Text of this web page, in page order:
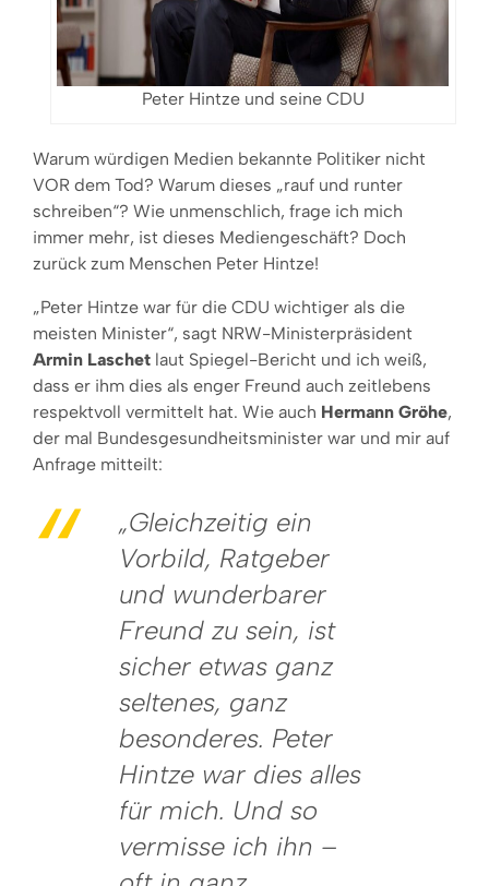
Peter Hintze und seine CDU
Warum würdigen Medien bekannte Politiker nicht
VOR dem Tod? Warum dieses „rauf und runter
schreiben“? Wie unmenschlich, frage ich mich
immer mehr, ist dieses Mediengeschäft? Doch
zurück zum Menschen Peter Hintze!
„Peter Hintze war für die CDU wichtiger als die
meisten Minister“, sagt NRW-Ministerpräsident
Armin Laschet laut Spiegel-Bericht und ich weiß,
dass er ihm dies als enger Freund auch zeitlebens
respektvoll vermittelt hat. Wie auch Hermann Gröhe,
der mal Bundesgesundheitsminister war und mir auf
Anfrage mitteilt:
„Gleichzeitig ein
Vorbild, Ratgeber
und wunderbarer
Freund zu sein, ist
sicher etwas ganz
seltenes, ganz
besonderes. Peter
Hintze war dies alles
für mich. Und so
vermisse ich ihn –